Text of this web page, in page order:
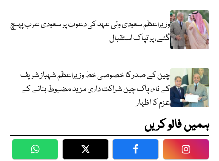
وزیراعظم سعودی ولی عہد کی دعوت پر سعودی عرب پہنچ
گئے، پر تپاک استقبال
چین کے صدر کا خصوصی خط وزیراعظم شہباز شریف
کے نام، پاک چین شراکت داری مزید مضبوط بنانے کے
عزم کا اظہار
ہمیں فالو کریں
WhatsApp Twitter Facebook